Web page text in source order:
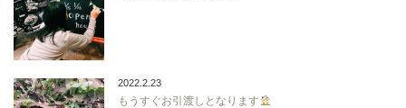
2022.2.23
もうすぐお引渡しとなります